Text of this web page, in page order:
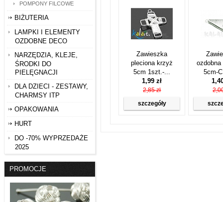
POMPONY FILCOWE
BIŻUTERIA
LAMPKI I ELEMENTY
OZDOBNE DECO
NARZĘDZIA, KLEJE,
ŚRODKI DO
PIELĘGNACJI
DLA DZIECI - ZESTAWY,
CHARMSY ITP
OPAKOWANIA
HURT
DO -70% WYPRZEDAŻE
2025
PROMOCJE
Zawieszka
pleciona krzyż
5cm 1szt.-...
1,99 zł
2,85 zł
szczegóły
ozdobna
5cm-